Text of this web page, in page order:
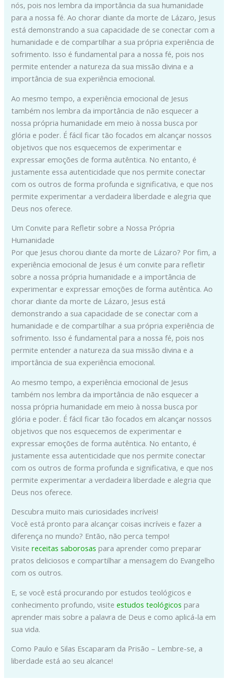
nós, pois nos lembra da importância da sua humanidade
para a nossa fé. Ao chorar diante da morte de Lázaro, Jesus
está demonstrando a sua capacidade de se conectar com a
humanidade e de compartilhar a sua própria experiência de
sofrimento. Isso é fundamental para a nossa fé, pois nos
permite entender a natureza da sua missão divina e a
importância de sua experiência emocional.
Ao mesmo tempo, a experiência emocional de Jesus
também nos lembra da importância de não esquecer a
nossa própria humanidade em meio à nossa busca por
glória e poder. É fácil ficar tão focados em alcançar nossos
objetivos que nos esquecemos de experimentar e
expressar emoções de forma autêntica. No entanto, é
justamente essa autenticidade que nos permite conectar
com os outros de forma profunda e significativa, e que nos
permite experimentar a verdadeira liberdade e alegria que
Deus nos oferece.
Um Convite para Refletir sobre a Nossa Própria
Humanidade
Por que Jesus chorou diante da morte de Lázaro? Por fim, a
experiência emocional de Jesus é um convite para refletir
sobre a nossa própria humanidade e a importância de
experimentar e expressar emoções de forma autêntica. Ao
chorar diante da morte de Lázaro, Jesus está
demonstrando a sua capacidade de se conectar com a
humanidade e de compartilhar a sua própria experiência de
sofrimento. Isso é fundamental para a nossa fé, pois nos
permite entender a natureza da sua missão divina e a
importância de sua experiência emocional.
Ao mesmo tempo, a experiência emocional de Jesus
também nos lembra da importância de não esquecer a
nossa própria humanidade em meio à nossa busca por
glória e poder. É fácil ficar tão focados em alcançar nossos
objetivos que nos esquecemos de experimentar e
expressar emoções de forma autêntica. No entanto, é
justamente essa autenticidade que nos permite conectar
com os outros de forma profunda e significativa, e que nos
permite experimentar a verdadeira liberdade e alegria que
Deus nos oferece.
Descubra muito mais curiosidades incríveis!
Você está pronto para alcançar coisas incríveis e fazer a
diferença no mundo? Então, não perca tempo!
Visitereceitas saborosas para aprender como preparar
pratos deliciosos e compartilhar a mensagem do Evangelho
com os outros.
E, se você está procurando por estudos teológicos e
conhecimento profundo, visiteestudos teológicos para
aprender mais sobre a palavra de Deus e como aplicá-la em
sua vida.
Como Paulo e Silas Escaparam da Prisão – Lembre-se, a
liberdade está ao seu alcance!